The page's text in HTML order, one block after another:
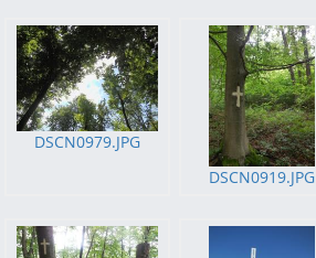
DSCN0979.JPG
DSCN0919.JPG